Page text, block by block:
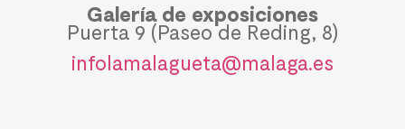
Galería de exposiciones
Puerta 9 (Paseo de Reding, 8)
infolamalagueta@malaga.es